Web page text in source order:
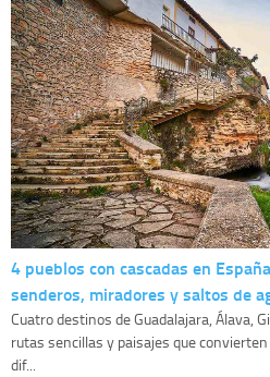
4 pueblos con cascadas en
senderos, miradores y saltos de
Cuatro destinos de Guadalajara, Álava,
rutas sencillas y paisajes que
dif...